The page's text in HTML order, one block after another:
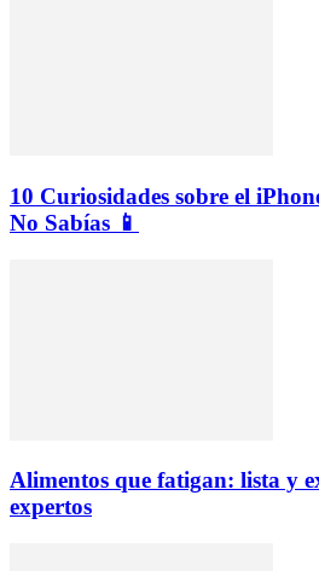
10 Curiosidades sobre el
No Sabías 📱
Alimentos que fatigan: lista y
expertos